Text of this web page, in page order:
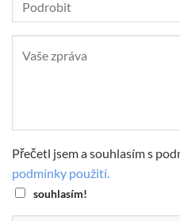
Přečetl jsem a souhlasím s
podmínky použití.
souhlasím!